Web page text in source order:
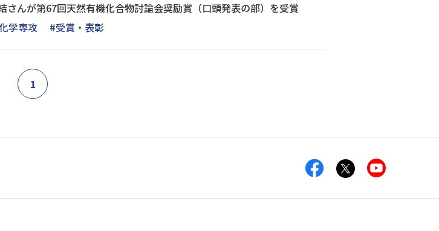
さんが第67回天然有機化合物討論会奨励賞（口頭発表の部）を受賞
学専攻 #受賞・表彰
1